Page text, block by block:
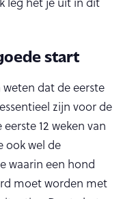
start
dat de eerste
zijn voor de
12 weken van
ook wel de
waarin een hond
moet worden met